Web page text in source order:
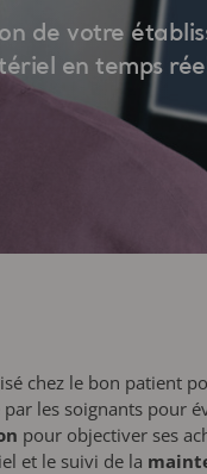
de votre
en temps
chez le bon patient
les soignants pour
pour objectiver ses
et le suivi de la